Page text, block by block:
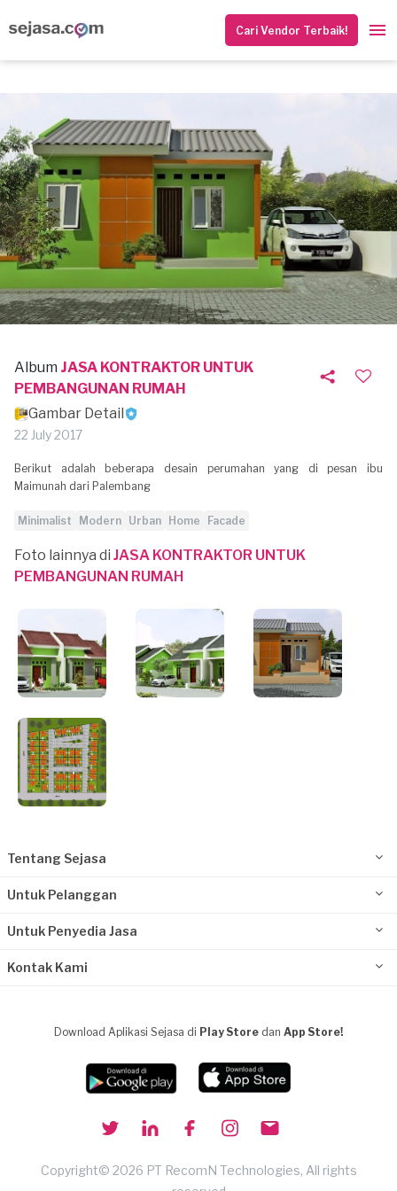
Cari Vendor Terbaik!
Album JASA KONTRAKTOR UNTUK
PEMBANGUNAN RUMAH
Gambar Detail
22 July 2017
Berikut adalah beberapa desain perumahan yang di pesan ibu
Maimunah dari Palembang
Minimalist Modern Urban Home Facade
Foto lainnya di JASA KONTRAKTOR UNTUK
PEMBANGUNAN RUMAH
Tentang Sejasa
Untuk Pelanggan
Untuk Penyedia Jasa
Kontak Kami
Download Aplikasi Sejasa di Play Store dan App Store!
Copyright© 2026 PT RecomN Technologies, All rights